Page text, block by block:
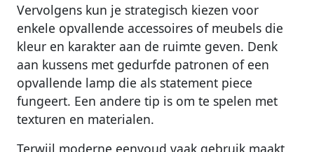
Vervolgens kun je strategisch kiezen voor
enkele opvallende accessoires of meubels die
kleur en karakter aan de ruimte geven. Denk
aan kussens met gedurfde patronen of een
opvallende lamp die als statement piece
fungeert. Een andere tip is om te spelen met
texturen en materialen.
Terwijl moderne eenvoud vaak gebruik maakt